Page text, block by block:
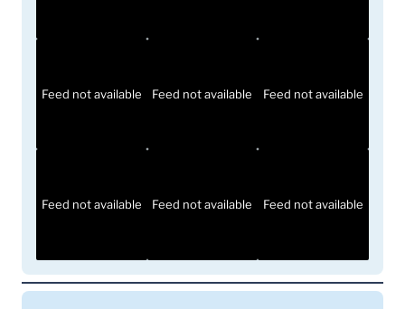
Feed not available Feed not available Feed not available
Feed not available Feed not available Feed not available